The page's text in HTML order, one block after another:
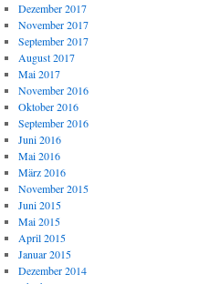
Dezember 2017
November 2017
September 2017
August 2017
Mai 2017
November 2016
Oktober 2016
September 2016
Juni 2016
Mai 2016
März 2016
November 2015
Juni 2015
Mai 2015
April 2015
Januar 2015
Dezember 2014